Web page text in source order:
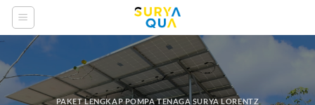
Skip
content
PAKET LENGKAP POMPA TENAGA SURYA LORENTZ